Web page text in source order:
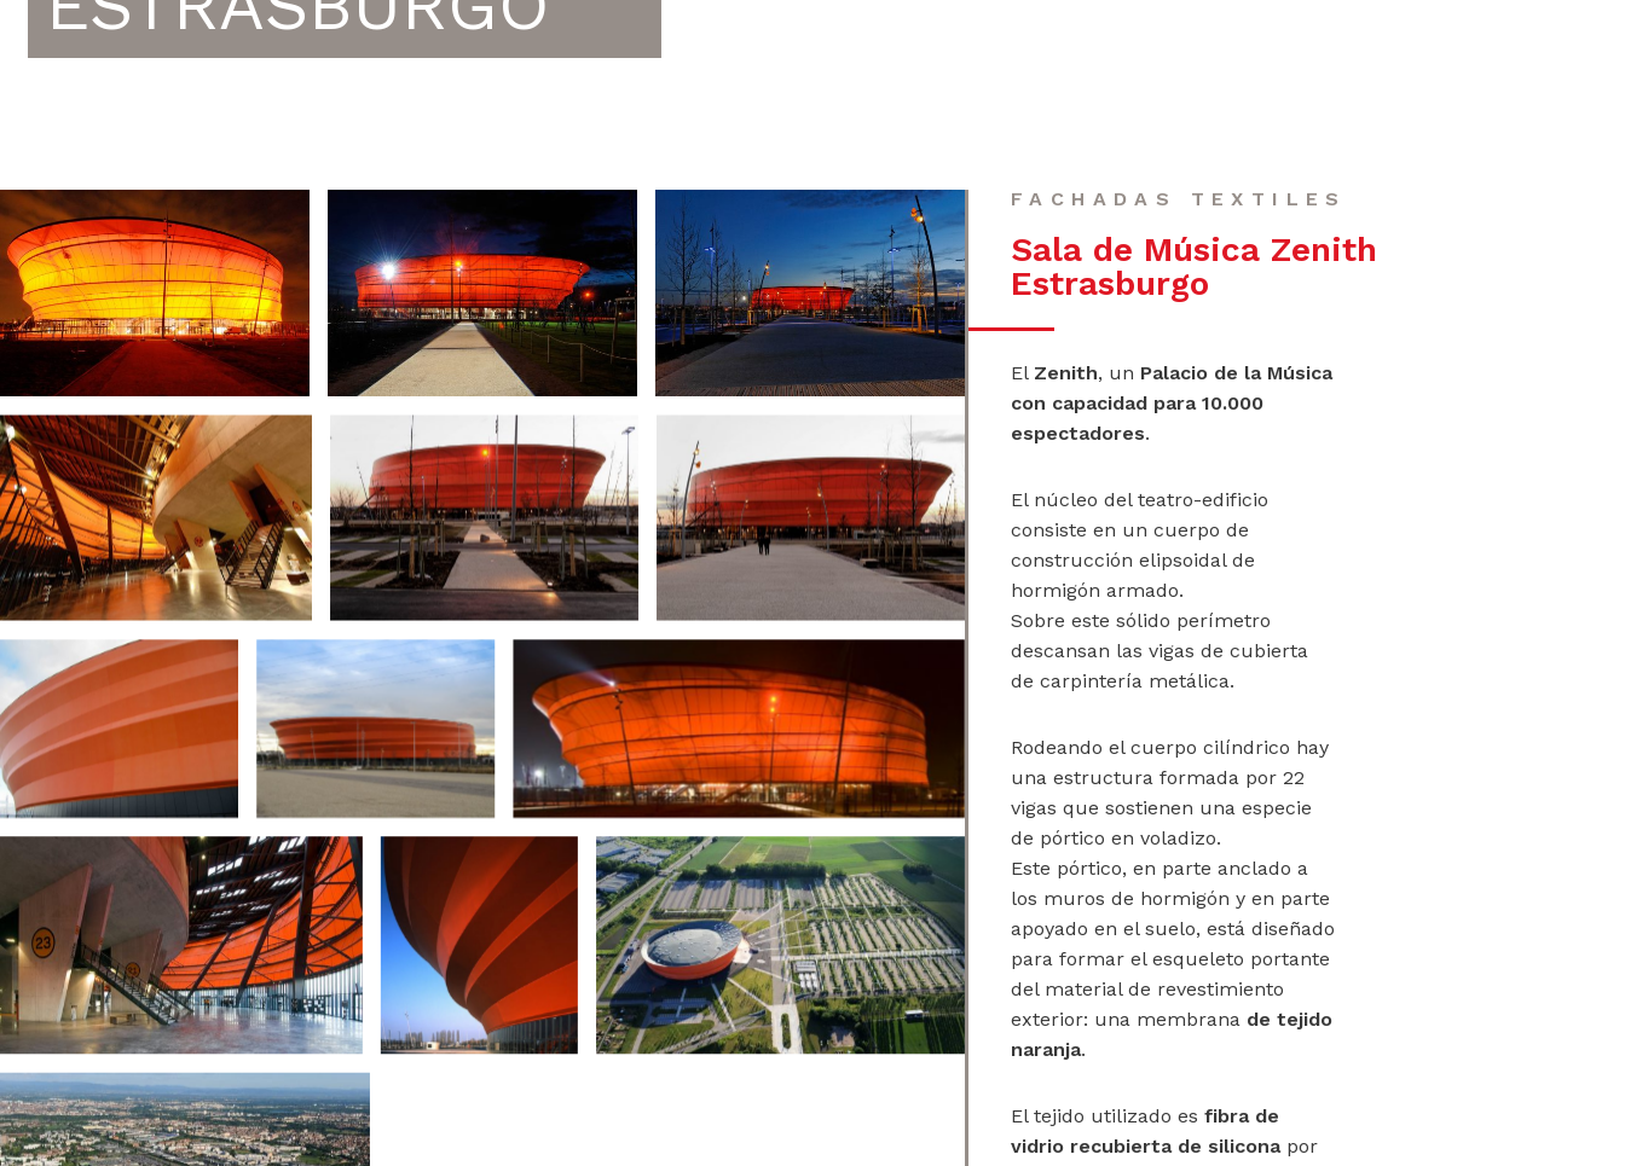
FACHADAS TEXTILES
Sala de Música Zenith
Estrasburgo
El Zenith, un Palacio de la Música
con capacidad para 10.000
espectadores.
El núcleo del teatro-edificio
consiste en un cuerpo de
construcción elipsoidal de
hormigón armado.
Sobre este sólido perímetro
descansan las vigas de cubierta
de carpintería metálica.
Rodeando el cuerpo cilíndrico hay
una estructura formada por 22
vigas que sostienen una especie
de pórtico en voladizo.
Este pórtico, en parte anclado a
los muros de hormigón y en parte
apoyado en el suelo, está diseñado
para formar el esqueleto portante
del material de revestimiento
exterior: una membrana de tejido
naranja.
El tejido utilizado es fibra de
vidrio recubierta de siliconapor